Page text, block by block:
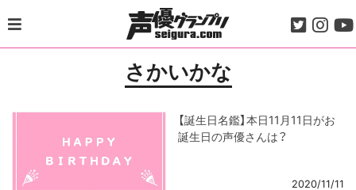
to
content
さかいかな
【誕生日名鑑】本日11月11日がお
誕生日の声優さんは？
2020/11/11